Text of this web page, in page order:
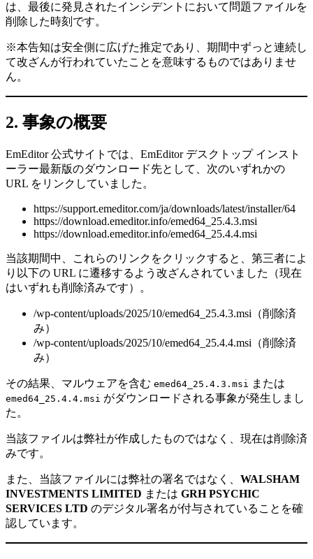
は、最後に発見されたインシデントにおいて問題ファイルを
削除した時刻です。
※本告知は安全側に広げた推定であり、期間中ずっと連続し
て改ざんが行われていたことを意味するものではありませ
ん。
2. 事象の概要
EmEditor 公式サイトでは、EmEditor デスクトップ インスト
ーラー最新版のダウンロード先として、次のいずれかの
URL をリンクしていました。
https://support.emeditor.com/ja/downloads/latest/installer/64
https://download.emeditor.info/emed64_25.4.3.msi
https://download.emeditor.info/emed64_25.4.4.msi
当該期間中、これらのリンクをクリックすると、第三者によ
り以下の URL に遷移するよう改ざんされていました（現在
はいずれも削除済みです）。
/wp-content/uploads/2025/10/emed64_25.4.3.msi（削除済
み）
/wp-content/uploads/2025/10/emed64_25.4.4.msi（削除済
み）
その結果、マルウェアを含む emed64_25.4.3.msi または
emed64_25.4.4.msi がダウンロードされる事象が発生しまし
た。
当該ファイルは弊社が作成したものではなく、現在は削除済
みです。
また、当該ファイルには弊社の署名ではなく、 WALSHAM
INVESTMENTS LIMITED または GRH PSYCHIC
SERVICES LTD のデジタル署名が付与されていることを確
認しています。